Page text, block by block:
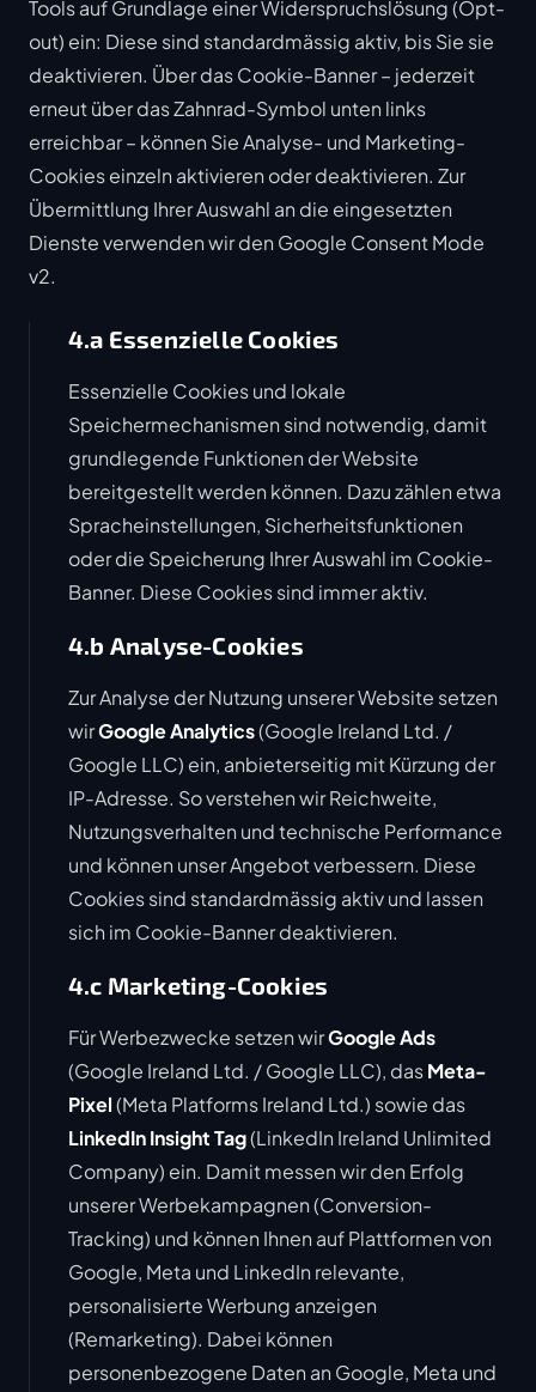
Tools auf Grundlage einer Widerspruchslösung (Opt-
out) ein: Diese sind standardmässig aktiv, bis Sie sie
deaktivieren. Über das Cookie-Banner – jederzeit
erneut über das Zahnrad-Symbol unten links
erreichbar – können Sie Analyse- und Marketing-
Cookies einzeln aktivieren oder deaktivieren. Zur
Übermittlung Ihrer Auswahl an die eingesetzten
Dienste verwenden wir den Google Consent Mode
v2.
4.a Essenzielle Cookies
Essenzielle Cookies und lokale
Speichermechanismen sind notwendig, damit
grundlegende Funktionen der Website
bereitgestellt werden können. Dazu zählen etwa
Spracheinstellungen, Sicherheitsfunktionen
oder die Speicherung Ihrer Auswahl im Cookie-
Banner. Diese Cookies sind immer aktiv.
4.b Analyse-Cookies
Zur Analyse der Nutzung unserer Website setzen
wirGoogle Analytics(Google Ireland Ltd. /
Google LLC) ein, anbieterseitig mit Kürzung der
IP-Adresse. So verstehen wir Reichweite,
Nutzungsverhalten und technische Performance
und können unser Angebot verbessern. Diese
Cookies sind standardmässig aktiv und lassen
sich im Cookie-Banner deaktivieren.
4.c Marketing-Cookies
Für Werbezwecke setzen wirGoogle Ads
(Google Ireland Ltd. / Google LLC), dasMeta-
Pixel(Meta Platforms Ireland Ltd.) sowie das
LinkedIn Insight Tag(LinkedIn Ireland Unlimited
Company) ein. Damit messen wir den Erfolg
unserer Werbekampagnen (Conversion-
Tracking) und können Ihnen auf Plattformen von
Google, Meta und LinkedIn relevante,
personalisierte Werbung anzeigen
(Remarketing). Dabei können
personenbezogene Daten an Google, Meta und